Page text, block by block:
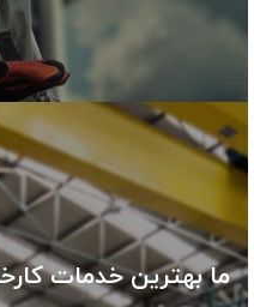
ما بهترین خدمات